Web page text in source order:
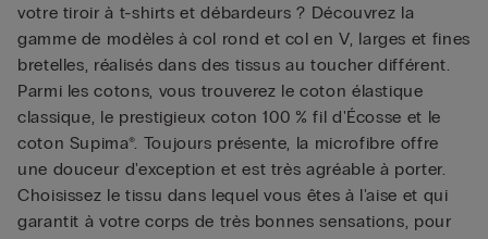
votre tiroir à t-shirts et débardeurs ? Découvrez la
gamme de modèles à col rond et col en V, larges et fines
bretelles, réalisés dans des tissus au toucher différent.
Parmi les cotons, vous trouverez le coton élastique
classique, le prestigieux coton 100 % fil d'Écosse et le
coton Supima®. Toujours présente, la microfibre offre
une douceur d'exception et est très agréable à porter.
Choisissez le tissu dans lequel vous êtes à l'aise et qui
garantit à votre corps de très bonnes sensations, pour